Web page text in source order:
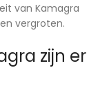
van Kamagra
vergroten.
zijn er